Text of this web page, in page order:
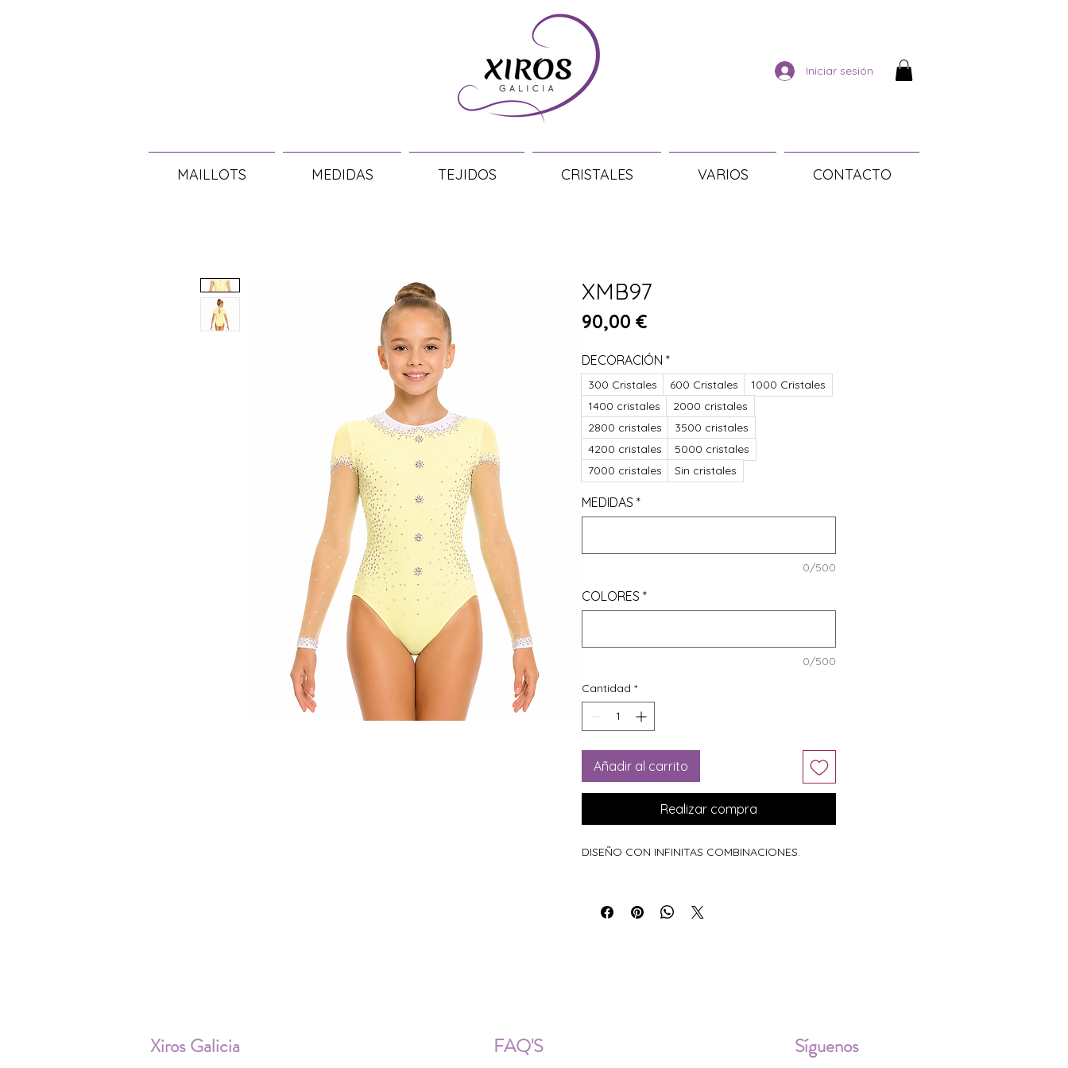
Iniciar sesión
MAILLOTS MEDIDAS TEJIDOS CRISTALES VARIOS CONTACTO
XMB97
90,00 €
DECORACIÓN *
300 Cristales 600 Cristales
1000 Cristales
1400 cristales
2000 cristales
2800 cristales
3500 cristales
4200 cristales
5000 cristales
7000 cristales
Sin cristales
MEDIDAS *
0/500
COLORES *
0/500
Cantidad *
Añadir al carrito
Realizar compra
DISEÑO CON INFINITAS COMBINACIONES.
Xiros Galicia FAQ'S Síguenos